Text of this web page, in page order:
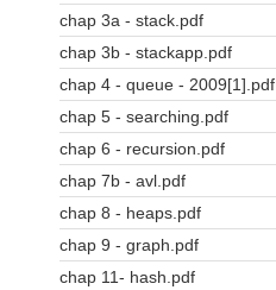
chap 3a - stack.pdf
chap 3b - stackapp.pdf
chap 4 - queue - 2009[1].pdf
chap 5 - searching.pdf
chap 6 - recursion.pdf
chap 7b - avl.pdf
chap 8 - heaps.pdf
chap 9 - graph.pdf
chap 11- hash.pdf